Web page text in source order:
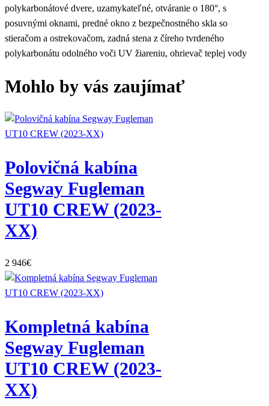
polykarbonátové dvere, uzamykateľné, otváranie o 180°, s
posuvnými oknami, predné okno z bezpečnostného skla so
stieračom a ostrekovačom, zadná stena z číreho tvrdeného
polykarbonátu odolného voči UV žiareniu, ohrievač teplej vody
Mohlo by vás zaujímať
Polovičná kabína
Segway Fugleman
UT10 CREW (2023-
XX)
2 946€
Kompletná kabína
Segway Fugleman
UT10 CREW (2023-
XX)